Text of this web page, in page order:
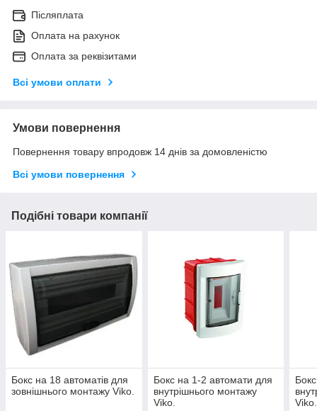
Післяплата
Оплата на рахунок
Оплата за реквізитами
Всі умови оплати
Умови повернення
Повернення товару впродовж 14 днів за домовленістю
Всі умови повернення
Подібні товари компанії
Бокс на 18 автоматів для
зовнішнього монтажу Viko.
Бокс на 1-2 автомати для
внутрішнього монтажу
Viko.
Viko.